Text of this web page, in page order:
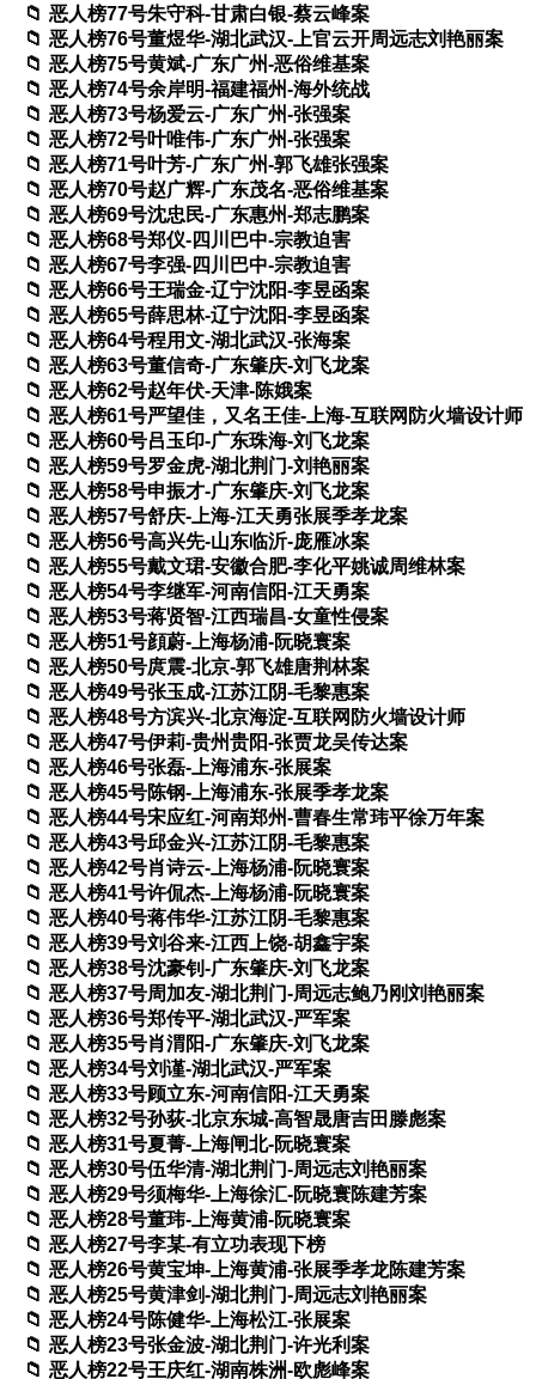
恶人榜77号朱守科-甘肃白银-蔡云峰案
恶人榜76号董煜华-湖北武汉-上官云开周远志刘艳丽案
恶人榜75号黄斌-广东广州-恶俗维基案
恶人榜74号余岸明-福建福州-海外统战
恶人榜73号杨爱云-广东广州-张强案
恶人榜72号叶唯伟-广东广州-张强案
恶人榜71号叶芳-广东广州-郭飞雄张强案
恶人榜70号赵广辉-广东茂名-恶俗维基案
恶人榜69号沈忠民-广东惠州-郑志鹏案
恶人榜68号郑仪-四川巴中-宗教迫害
恶人榜67号李强-四川巴中-宗教迫害
恶人榜66号王瑞金-辽宁沈阳-李昱函案
恶人榜65号薛思林-辽宁沈阳-李昱函案
恶人榜64号程用文-湖北武汉-张海案
恶人榜63号董信奇-广东肇庆-刘飞龙案
恶人榜62号赵年伏-天津-陈娥案
恶人榜61号严望佳，又名王佳-上海-互联网防火墙设计师
恶人榜60号吕玉印-广东珠海-刘飞龙案
恶人榜59号罗金虎-湖北荆门-刘艳丽案
恶人榜58号申振才-广东肇庆-刘飞龙案
恶人榜57号舒庆-上海-江天勇张展季孝龙案
恶人榜56号高兴先-山东临沂-庞雁冰案
恶人榜55号戴文珺-安徽合肥-李化平姚诚周维林案
恶人榜54号李继军-河南信阳-江天勇案
恶人榜53号蒋贤智-江西瑞昌-女童性侵案
恶人榜51号顔蔚-上海杨浦-阮晓寰案
恶人榜50号庹震-北京-郭飞雄唐荆林案
恶人榜49号张玉成-江苏江阴-毛黎惠案
恶人榜48号方滨兴-北京海淀-互联网防火墙设计师
恶人榜47号伊莉-贵州贵阳-张贾龙吴传达案
恶人榜46号张磊-上海浦东-张展案
恶人榜45号陈钢-上海浦东-张展季孝龙案
恶人榜44号宋应红-河南郑州-曹春生常玮平徐万年案
恶人榜43号邱金兴-江苏江阴-毛黎惠案
恶人榜42号肖诗云-上海杨浦-阮晓寰案
恶人榜41号许侃杰-上海杨浦-阮晓寰案
恶人榜40号蒋伟华-江苏江阴-毛黎惠案
恶人榜39号刘谷来-江西上饶-胡鑫宇案
恶人榜38号沈豪钊-广东肇庆-刘飞龙案
恶人榜37号周加友-湖北荆门-周远志鲍乃刚刘艳丽案
恶人榜36号郑传平-湖北武汉-严军案
恶人榜35号肖渭阳-广东肇庆-刘飞龙案
恶人榜34号刘谨-湖北武汉-严军案
恶人榜33号顾立东-河南信阳-江天勇案
恶人榜32号孙荻-北京东城-高智晟唐吉田滕彪案
恶人榜31号夏菁-上海闸北-阮晓寰案
恶人榜30号伍华清-湖北荆门-周远志刘艳丽案
恶人榜29号须梅华-上海徐汇-阮晓寰陈建芳案
恶人榜28号董玮-上海黄浦-阮晓寰案
恶人榜27号李某-有立功表现下榜
恶人榜26号黄宝坤-上海黄浦-张展季孝龙陈建芳案
恶人榜25号黄津剑-湖北荆门-周远志刘艳丽案
恶人榜24号陈健华-上海松江-张展案
恶人榜23号张金波-湖北荆门-许光利案
恶人榜22号王庆红-湖南株洲-欧彪峰案